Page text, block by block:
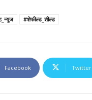
#शेफील्ड_शील्ड
Facebook Twitter